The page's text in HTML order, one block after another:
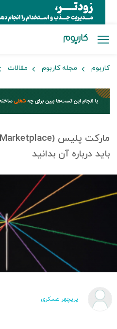
کاربوم مجله کاربوم مقالات
باید درباره‌ آن بدانید
پریچهر عسکری